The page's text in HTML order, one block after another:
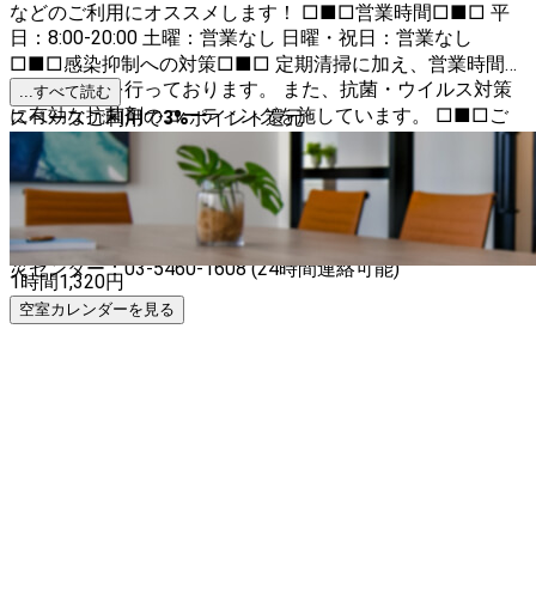
などのご利用にオススメします！ □■□営業時間□■□ 平
日：8:00-20:00 土曜：営業なし 日曜・祝日：営業なし
□■□感染抑制への対策□■□ 定期清掃に加え、営業時間中
は自動換気を行っております。 また、抗菌・ウイルス対策
に有効な抗菌剤のコーティングを施しています。 □■□ご
希望日時がご予約いただけない場合□■□ 以下をご確認く
ださい。併設ブース、近隣ブースがご予約できる可能性があ
ります。 スペース掲載者について＞掲載者のスペースをす
べて見る □■□お忘れ物について□■□ お忘れ物の届け
出、受け取りについては以下にお問い合わせください。 防
災センター：03-5460-1608 (24時間連絡可能)
...すべて読む
スペースご利用で3%ポイント還元
1時間1,320円
空室カレンダーを見る